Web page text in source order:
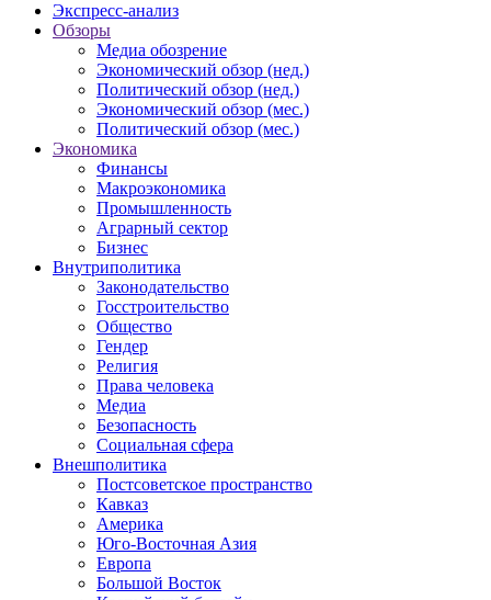
Экспресс-анализ
Обзоры
Медиа обозрение
Экономический обзор (нед.)
Политический обзор (нед.)
Экономический обзор (мес.)
Политический обзор (мес.)
Экономика
Финансы
Макроэкономика
Промышленность
Аграрный сектор
Бизнес
Внутриполитика
Законодательство
Госстроительство
Общество
Гендер
Религия
Права человека
Медиа
Безопасность
Социальная сфера
Внешполитика
Постсоветское пространство
Кавказ
Америка
Юго-Восточная Азия
Европа
Большой Восток